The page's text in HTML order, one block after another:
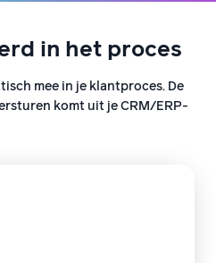
in het proces
mee in je klantproces. De
komt uit je CRM/ERP-